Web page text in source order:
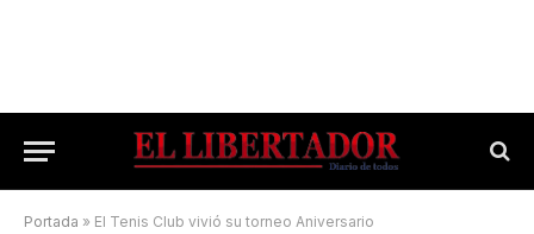
Portada » El Tenis Club vivió su torneo Aniversario